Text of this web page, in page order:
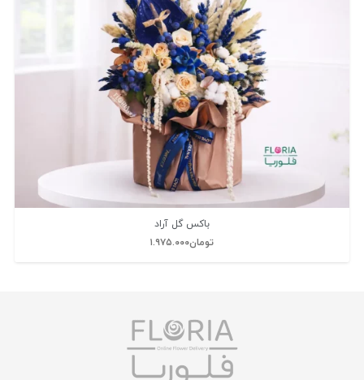
باکس گل آراد
تومان۱.۹۷۵.۰۰۰